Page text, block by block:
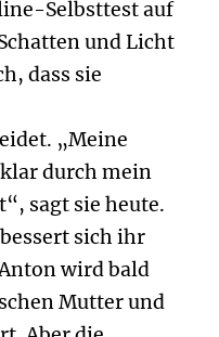
Selbsttest auf
und Licht
dass sie
„Meine
durch mein
sagt sie heute.
sich ihr
wird bald
Mutter und